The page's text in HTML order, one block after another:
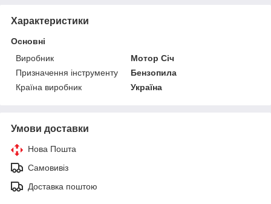
Характеристики
Основні
Виробник
Мотор Січ
Призначення інструменту
Бензопила
Країна виробник
Україна
Умови доставки
Нова Пошта
Самовивіз
Доставка поштою